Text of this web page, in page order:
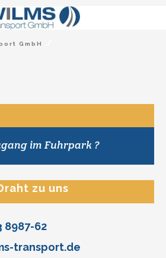
GmbH
im Fuhrpark ?
zu uns
8987-62
transport.de